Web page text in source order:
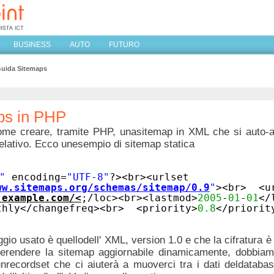
BUSINESS AUTO FUTURO
Sitemaps
in PHP
creare, tramite PHP, unasitemap in XML che si
Ecco unesempio di sitemap statica
encoding="UTF-8" ?><br><urlset
schemas/sitemap/0.9"><br>
< ;/loc><br><lastmod>2005- 01- 01</
changefreq><br> <priority>0.8</
usato è quellodell' XML, version 1.0 e che la cifratura
la sitemap aggiornabile dinamicamente,
che ci aiuterà a muoverci tra i dati